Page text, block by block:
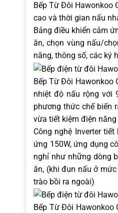
Bếp Từ Đôi Hawonkoo
cao và thời gian nấu
Bảng điều khiển cảm
ăn, chọn vùng nấu/
năng, thông số, các ký
Bếp Từ Đôi Hawonkoo
nhiệt độ nấu rộng với
phương thức chế biến
vừa tiết kiệm điện
Công nghệ Inverter
ứng 150W, ứng dụng
nghỉ như những dòng
ăn, (khi đun nấu ở
trào bồi ra ngoài)
Bếp Từ Đôi Hawonkoo